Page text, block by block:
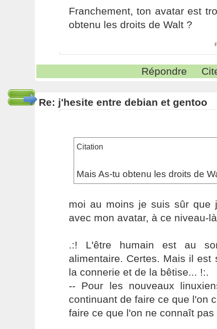
Franchement, ton avatar est
obtenu les droits de Walt ?
Répondre
Re: j'hesite entre debian et gentoo
Citation
Mais As-tu obtenu les droits de
moi au moins je suis sûr que
avec mon avatar, à ce niveau-
.:! L'être humain est au
alimentaire. Certes. Mais il est
la connerie et de la bêtise... !:.
-- Pour les nouveaux
continuant de faire ce que l'on
faire ce que l'on ne connaît pas